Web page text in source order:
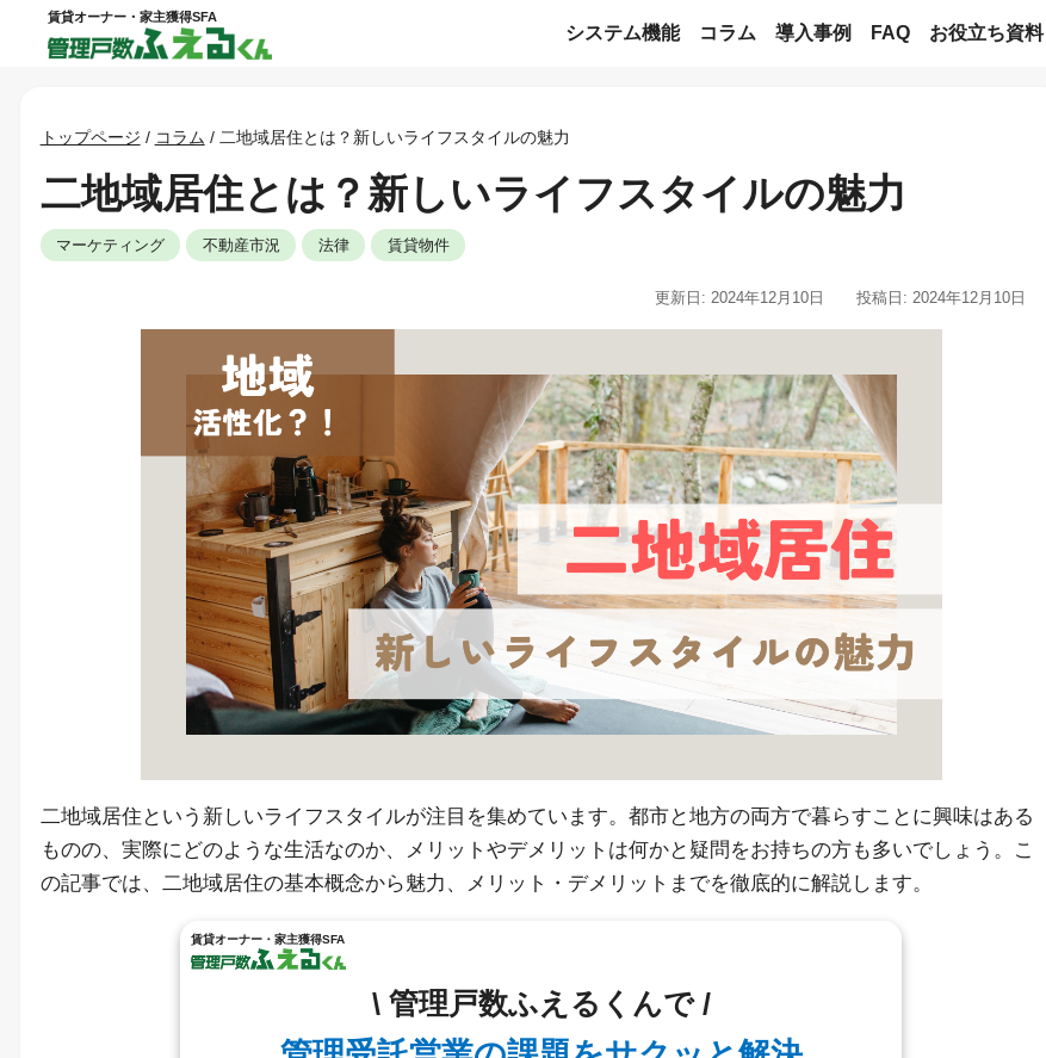
賃貸オーナー・家主獲得SFA
システム機能 コラム 導入事例 FAQ お役立ち資料
トップページ / コラム / 二地域居住とは？新しいライフスタイルの魅力
二地域居住とは？新しいライフスタイルの魅力
マーケティング 不動産市況 法律 賃貸物件
投稿日: 2024年12月10日
更新日: 2024年12月10日
二地域居住という新しいライフスタイルが注目を集めています。都市と地方の両方で暮らすことに興味はある
ものの、実際にどのような生活なのか、メリットやデメリットは何かと疑問をお持ちの方も多いでしょう。こ
の記事では、二地域居住の基本概念から魅力、メリット・デメリットまでを徹底的に解説します。
賃貸オーナー・家主獲得SFA
\ 管理戸数ふえるくんで /